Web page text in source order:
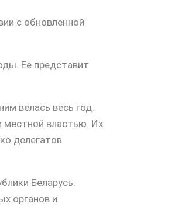
с обновленной
Ее представит
велась весь год.
местной властью. Их
делегатов
Беларусь.
органов и